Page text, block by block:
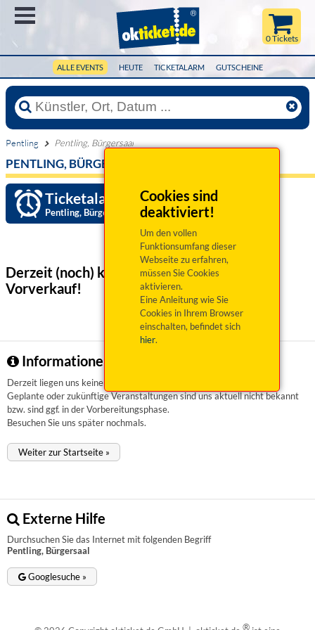
ALLE EVENTS HEUTE TICKETALARM GUTSCHEINE
0 Tickets
Cookies sind
deaktiviert!
Um den vollen
Funktionsumfang dieser
Webseite zu erfahren,
müssen Sie Cookies
aktivieren.
Eine Anleitung wie Sie
Cookies in Ihrem Browser
einschalten, befindet sich
hier.
Pentling Pentling, Bürgersaal
PENTLING, BÜRGERSAAL
Ticketalarm einrichten »
Pentling, Bürgersaal
Derzeit (noch) keine Veranstaltungen
Vorverkauf!
Informationen zu Pentling, Bürgersaal
Derzeit liegen uns keinerlei Informationen vor.
Geplante oder zukünftige Veranstaltungen sind uns aktuell nicht bekannt
bzw. sind ggf. in der Vorbereitungsphase.
Besuchen Sie uns später nochmals.
Weiter zur Startseite »
Externe Hilfe
Durchsuchen Sie das Internet mit folgenden Begriff
Pentling, Bürgersaal
Googlesuche »
®